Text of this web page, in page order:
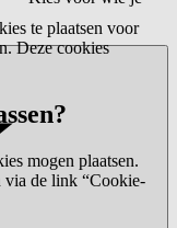
te plaatsen voor
Deze cookies
mogen plaatsen.
de link “Cookie-